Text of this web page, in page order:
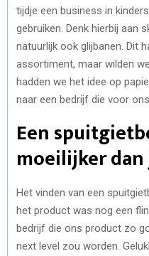
tijdje een business in
gebruiken. Denk hierbij aan
natuurlijk ook glijbanen. Dit
assortiment, maar wilden
hadden we het idee op
naar een bedrijf die voor
Een
moeilijker
Het vinden van een
het product was nog een
bedrijf die ons product zo
next level zou worden.